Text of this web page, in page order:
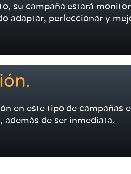
su campaña estará
adaptar, perfeccionar y
en este tipo de
además de ser inmediata.